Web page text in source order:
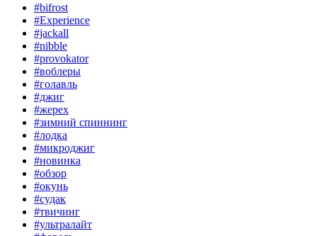
#bifrost
#Experience
#jackall
#nibble
#provokator
#воблеры
#голавль
#джиг
#жерех
#зимний спиннинг
#лодка
#микроджиг
#новинка
#обзор
#окунь
#судак
#твичинг
#ультралайт